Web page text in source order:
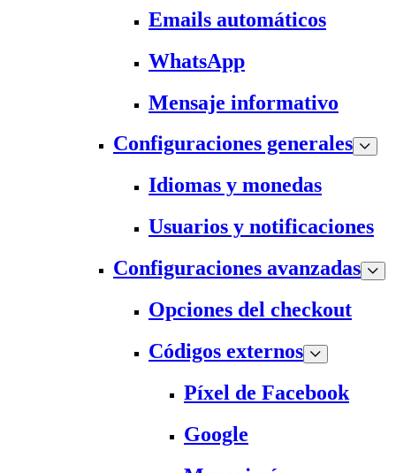
Emails automáticos
WhatsApp
Mensaje informativo
Configuraciones generales
Idiomas y monedas
Usuarios y notificaciones
Configuraciones avanzadas
Opciones del checkout
Códigos externos
Píxel de Facebook
Google